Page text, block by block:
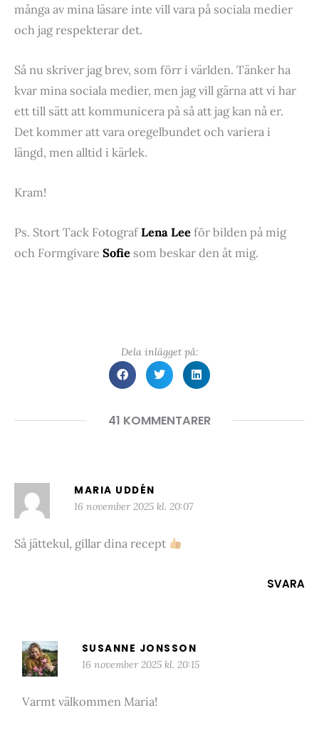
många av mina läsare inte vill vara på sociala medier
och jag respekterar det.
Så nu skriver jag brev, som förr i världen. Tänker ha
kvar mina sociala medier, men jag vill gärna att vi har
ett till sätt att kommunicera på så att jag kan nå er.
Det kommer att vara oregelbundet och variera i
längd, men alltid i kärlek.
Kram!
Ps. Stort Tack FotografLena Leeför bilden på mig
och Formgivare Sofie som beskar den åt mig.
Dela inlägget på:
41 KOMMENTARER
MARIA UDDÉN
16 november 2025 kl. 20:07
Så jättekul, gillar dina recept
SVARA
SUSANNE JONSSON
16 november 2025 kl. 20:15
Varmt välkommen Maria!